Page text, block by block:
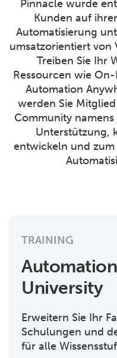
Pinnacle wurde
Kunden auf
Automatisierung
umsatzorientiert von
Treiben Sie Ihr
Ressourcen wie
Automation
werden Sie
Community
Unterstützung,
entwickeln und
TRAINING
University
Erweitern Sie Ihr
Schulungen und
für alle